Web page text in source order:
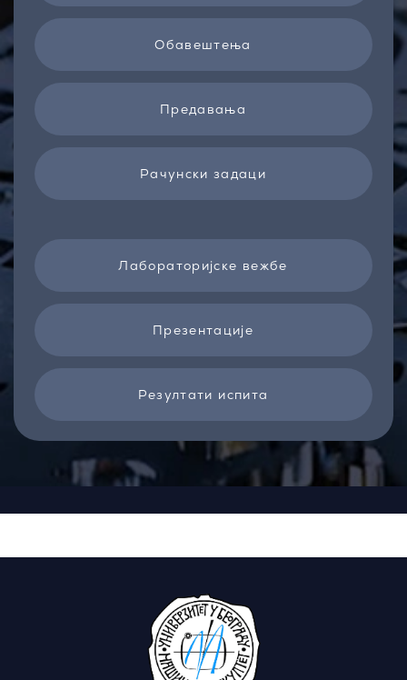
Обавештења
Предавања
Рачунски задаци
Лабораторијске вежбе
Презентације
Резултати испита